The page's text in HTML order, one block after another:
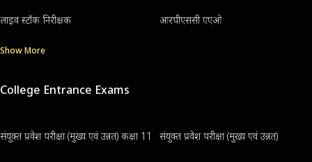
लाइव स्टॉक निरीक्षक आरपीएससी एएओ
Show More
College Entrance Exams
संयुक्त प्रवेश परीक्षा (मुख्य एवं उन्नत) कक्षा 11 संयुक्त प्रवेश परीक्षा (मुख्य एवं उन्नत)